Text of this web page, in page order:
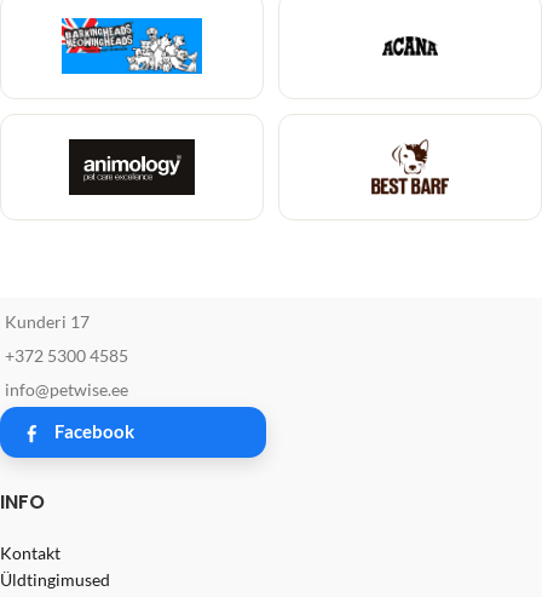
Kunderi 17
+372 5300 4585
info@petwise.ee
Facebook
INFO
Kontakt
Üldtingimused